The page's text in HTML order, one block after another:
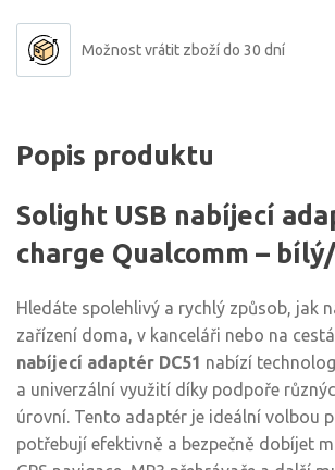
Možnost vrátit zboží do 30 dní
Popis produktu
Solight USB nabíjecí
charge Qualcomm –
Hledáte spolehlivý a rychlý způsob, jak
zařízení doma, v kanceláři nebo na
nabíjecí adaptér DC51 nabízí
a univerzální využití díky podpoře
úrovní. Tento adaptér je ideální volbou
potřebují efektivně a bezpečně dobíjet